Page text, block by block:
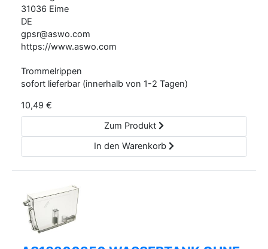
31036 Eime
DE
gpsr@aswo.com
https://www.aswo.com
Trommelrippen
sofort lieferbar (innerhalb von 1-2 Tagen)
10,49 €
Zum Produkt
In den Warenkorb